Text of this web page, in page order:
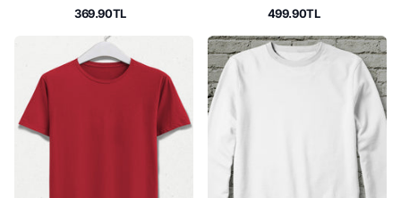
369.90TL 499.90TL